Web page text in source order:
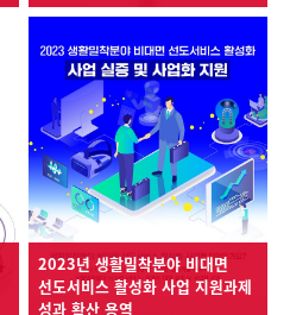
2023년 생활밀착분야 비대면
선도서비스 활성화 사업 지원과제
성과 확산 용역